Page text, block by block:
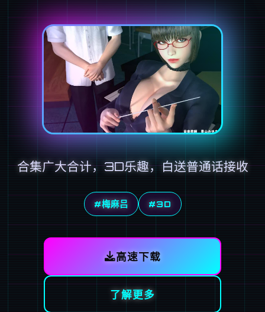
合集广大合计，3D乐趣，白送普通话接收
#梅麻吕 #3D
高速下载
了解更多